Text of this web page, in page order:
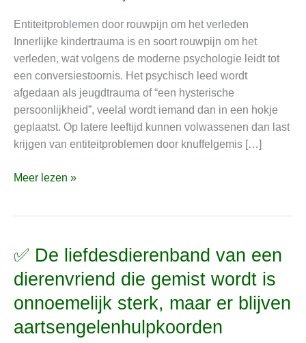
Entiteitproblemen door rouwpijn om het verleden
Innerlijke kindertrauma is en soort rouwpijn om het
verleden, wat volgens de moderne psychologie leidt tot
een conversiestoornis. Het psychisch leed wordt
afgedaan als jeugdtrauma of “een hysterische
persoonlijkheid”, veelal wordt iemand dan in een hokje
geplaatst. Op latere leeftijd kunnen volwassenen dan last
krijgen van entiteitproblemen door knuffelgemis […]
energiejatters
’t
geefgedrag
stimuleren
Meer lezen »
✅ De liefdesdierenband van een
dierenvriend die gemist wordt is
onnoemelijk sterk, maar er blijven
aartsengelenhulpkoorden
✅
liefdesdierenband
van
dierenvriend